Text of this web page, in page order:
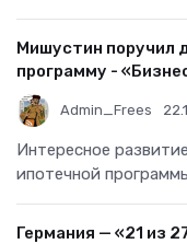
Мишустин поручил
программу -
Admin_Frees
Интересное
ипотечной
Германия — «21 из